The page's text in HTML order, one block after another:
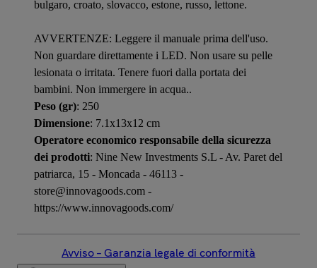
bulgaro, croato, slovacco, estone, russo, lettone.
AVVERTENZE: Leggere il manuale prima dell'uso.
Non guardare direttamente i LED. Non usare su pelle
lesionata o irritata. Tenere fuori dalla portata dei
bambini. Non immergere in acqua..
Peso (gr): 250
Dimensione: 7.1x13x12 cm
Operatore economico responsabile della sicurezza
dei prodotti: Nine New Investments S.L - Av. Paret del
patriarca, 15 - Moncada - 46113 -
store@innovagoods.com -
https://www.innovagoods.com/
Avviso – Garanzia legale di conformità